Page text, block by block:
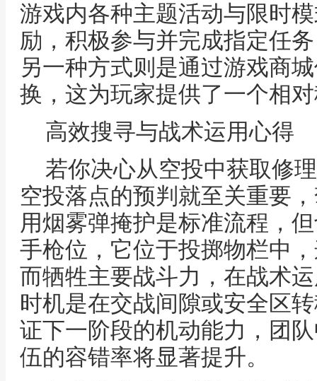
游戏内各种主题活动与限时
励，积极参与并完成指定任
另一种方式则是通过游戏商
换，这为玩家提供了一个相
高效搜寻与战术运用心得
若你决心从空投中获取修
空投落点的预判就至关重要
用烟雾弹掩护是标准流程，
手枪位，它位于投掷物栏中
而牺牲主要战斗力，在战术
时机是在交战间隙或安全区
证下一阶段的机动能力，团
伍的容错率将显著提升。